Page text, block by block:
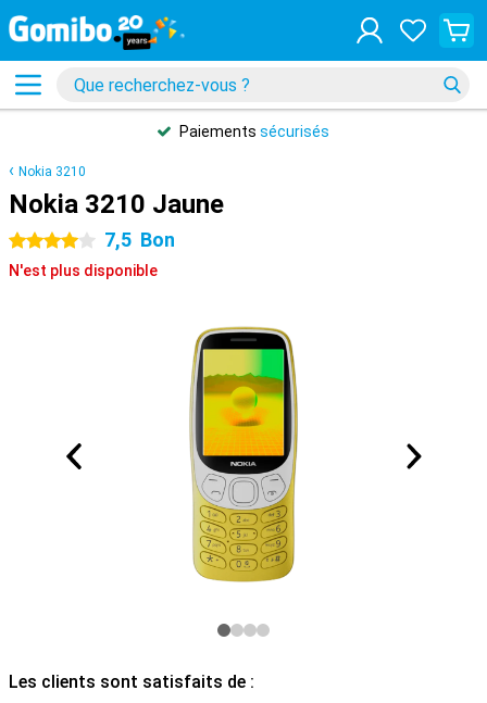
Paiements sécurisés
Nokia 3210
Nokia 3210 Jaune
4 étoiles 7,5 Bon
N'est plus disponible
Les clients sont satisfaits de :